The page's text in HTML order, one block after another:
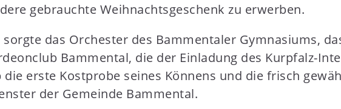
gebrauchte Weihnachtsgeschenk zu erwerben.
das Orchester des Bammentaler Gymnasiums,
Bammental, die der Einladung des Kurpfalz-
erste Kostprobe seines Könnens und die frisch
der Gemeinde Bammental.